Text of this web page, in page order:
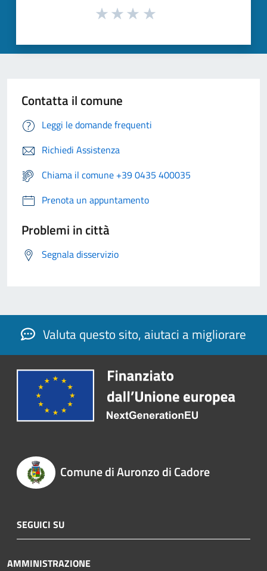
Contatta il comune
Leggi le domande frequenti
Richiedi Assistenza
Chiama il comune +39 0435 400035
Prenota un appuntamento
Problemi in città
Segnala disservizio
Valuta questo sito, aiutaci a migliorare
Comune di Auronzo di Cadore
SEGUICI SU
AMMINISTRAZIONE